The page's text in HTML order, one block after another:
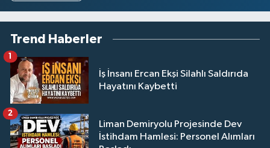
Trend Haberler
İş İnsanı Ercan Ekşi Silahlı Saldırıda
Hayatını Kaybetti
1
Liman Demiryolu Projesinde Dev
İstihdam Hamlesi: Personel Alımları
2